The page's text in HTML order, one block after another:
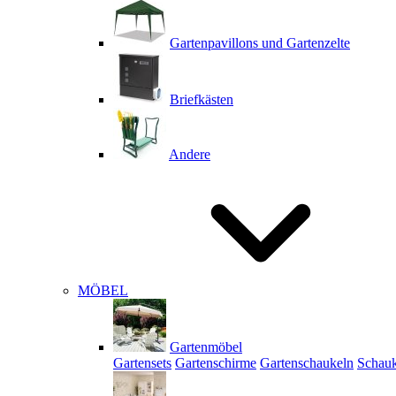
Gartenpavillons und Gartenzelte
Briefkästen
Andere
MÖBEL
Gartenmöbel
Gartensets Gartenschirme Gartenschaukeln